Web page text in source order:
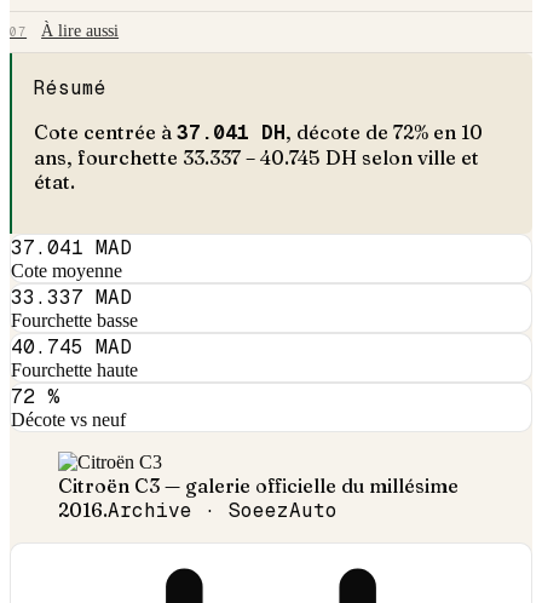
07 À lire aussi
Résumé
Cote centrée à 37.041 DH, décote de 72% en 10
ans, fourchette 33.337– 40.745 DH selon ville et
état.
37.041 MAD
Cote moyenne
33.337 MAD
Fourchette basse
40.745 MAD
Fourchette haute
72 %
Décote vs neuf
Citroën C3 — galerie officielle du millésime
2016.Archive · SoeezAuto